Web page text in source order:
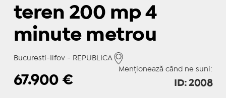
teren 200 mp 4
minute metrou
Bucuresti-Ilfov - REPUBLICA
Menționează când ne suni:
67.900€ ID: 2008